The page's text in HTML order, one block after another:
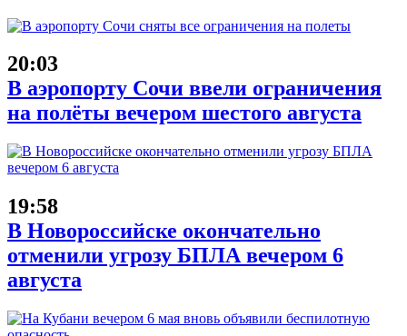
20:03
В аэропорту Сочи ввели ограничения
на полёты вечером шестого августа
19:58
В Новороссийске окончательно
отменили угрозу БПЛА вечером 6
августа